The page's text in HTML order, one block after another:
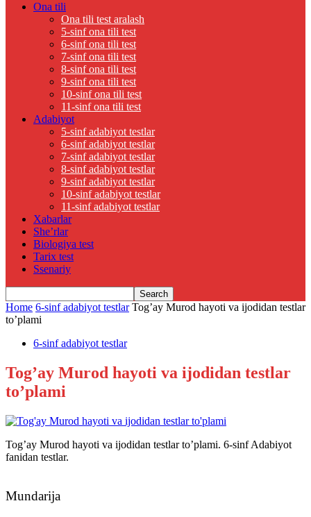
Ona tili
Ona tili test aralash
5-sinf ona tili test
6-sinf ona tili test
7-sinf ona tili test
8-sinf ona tili test
9-sinf ona tili test
10-sinf ona tili test
11-sinf ona tili test
Adabiyot
5-sinf adabiyot testlar
6-sinf adabiyot testlar
7-sinf adabiyot testlar
8-sinf adabiyot testlar
9-sinf adabiyot testlar
10-sinf adabiyot testlar
11-sinf adabiyot testlar
Xabarlar
She’rlar
Biologiya test
Tarix test
Ssenariy
Home 6-sinf adabiyot testlar Tog’ay Murod hayoti va ijodidan testlar
to’plami
6-sinf adabiyot testlar
Tog’ay Murod hayoti va ijodidan testlar
to’plami
Tog’ay Murod hayoti va ijodidan testlar to’plami. 6-sinf Adabiyot
fanidan testlar.
Mundarija